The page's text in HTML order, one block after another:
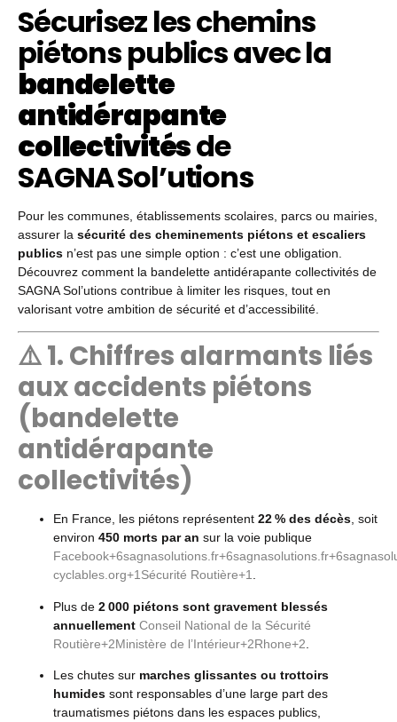
Sécurisez les chemins
piétons publics avec la
bandelette
antidérapante
collectivitésde
SAGNA Sol’utions
Pour les communes, établissements scolaires, parcs ou mairies,
assurer la sécurité des cheminements piétons et escaliers
publics n’est pas une simple option : c’est une obligation.
Découvrez comment la bandelette antidérapante collectivités de
SAGNA Sol’utions contribue à limiter les risques, tout en
valorisant votre ambition de sécurité et d’accessibilité.
⚠️ 1. Chiffres alarmants liés
aux accidents piétons
(bandelette
antidérapante
collectivités)
En France, les piétons représentent 22 % des décès , soit
environ 450 morts par an sur la voie publique
Facebook+6sagnasolutions.fr+6sagnasolutions.fr+6
cyclables.org+1 Sécurité Routière+1
Plus de 2 000 piétons sont gravement blessés
annuellement Conseil National de la Sécurité
Routière+2Ministère de l’Intérieur+2Rhone+2
Les chutes sur marches glissantes ou trottoirs
humides sont responsables d’une large part des
traumatismes piétons dans les espaces publics,